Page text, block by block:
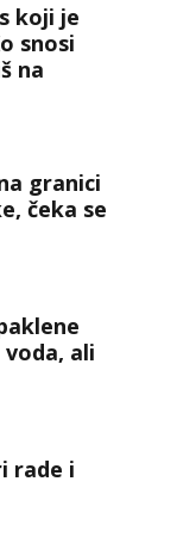
koji je
snosi
na
granici
čeka se
ali
rade i